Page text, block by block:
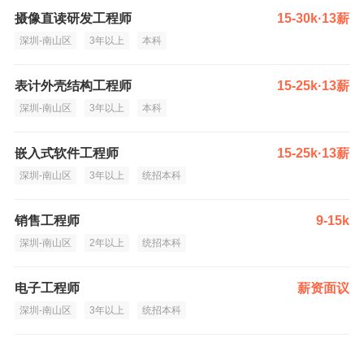
摄像直读研发工程师 15-30k·13薪
深圳-南山区 3年以上 本科
表计外壳结构工程师 15-25k·13薪
深圳-南山区 3年以上 本科
嵌入式软件工程师 15-25k·13薪
深圳-南山区 3年以上 统招本科
销售工程师 9-15k
深圳-南山区 2年以上 统招本科
电子工程师 薪资面议
深圳-南山区 3年以上 统招本科